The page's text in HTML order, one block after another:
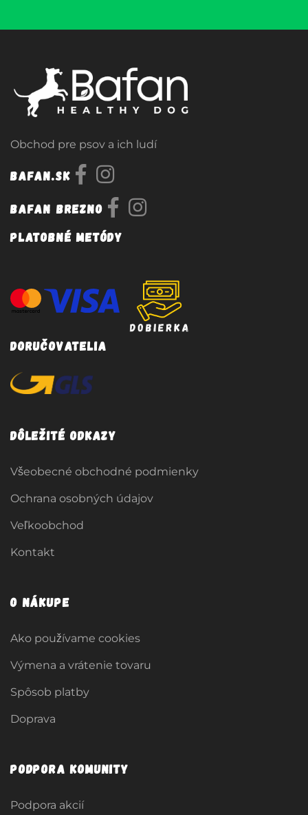
Obchod pre psov a ich ludí
Bafan.sk
Bafan Brezno
Platobné metódy
Doručovatelia
Dôležité odkazy
Všeobecné obchodné podmienky
Ochrana osobných údajov
Veľkoobchod
Kontakt
O nákupe
Ako používame cookies
Výmena a vrátenie tovaru
Spôsob platby
Doprava
Podpora komunity
Podpora akcií